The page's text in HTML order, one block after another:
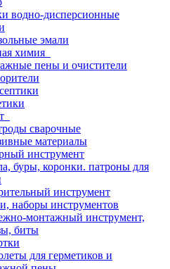
водно-дисперсионные
эмали
химия
пены и очистители
сварочные
материалы
инструмент
буры, коронки. патроны для
инструмент
наборы инструментов
монтажный инструмент,
биты
для герметиков и